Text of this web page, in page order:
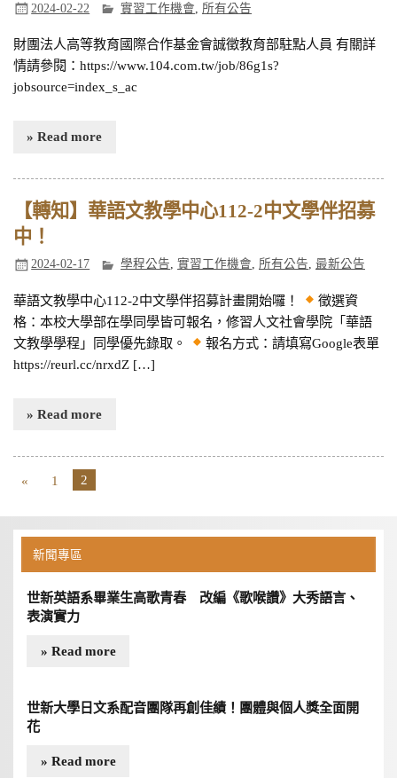
2024-02-22 實習工作機會 所有公告
財團法人高等教育國際合作基金會誠徵教育部駐點人員 有關詳
情請參閱：https://www.104.com.tw/job/86g1s?
jobsource=index_s_ac
» Read more
【轉知】華語文教學中心112-2中文學伴招募
中！
2024-02-17 學程公告,實習工作機會, 所有公告,最新公告
華語文教學中心112-2中文學伴招募計畫開始囉！
徵選資
格：本校大學部在學同學皆可報名，修習人文社會學院「華語
文教學學程」同學優先錄取。
報名方式：請填寫Google表單
https://reurl.cc/nrxdZ […]
» Read more
« 1 2
新聞專區
世新英語系畢業生高歌青春 改編《歌喉讚》大秀語言、
表演實力
» Read more
世新大學日文系配音團隊再創佳績！團體與個人獎全面開
花
» Read more